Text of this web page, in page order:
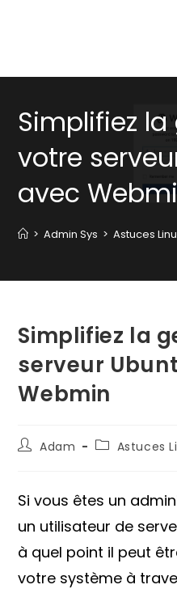
Simplifiez
votre
avec
> Admin Sys > Astuces
Simplifiez la
serveur
Webmin
Auteur/autrice
publication :
Adam
PostAstuces
Si vous êtes un
un utilisateur de
à quel point il peut
votre système à